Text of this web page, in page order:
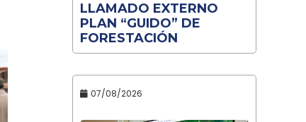
LLAMADO EXTERNO
PLAN “GUIDO” DE
FORESTACIÓN
07/08/2026